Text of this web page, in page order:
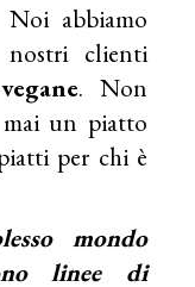
abbiamo
nostri clienti
. Non
un piatto
per chi è
mondo
linee di